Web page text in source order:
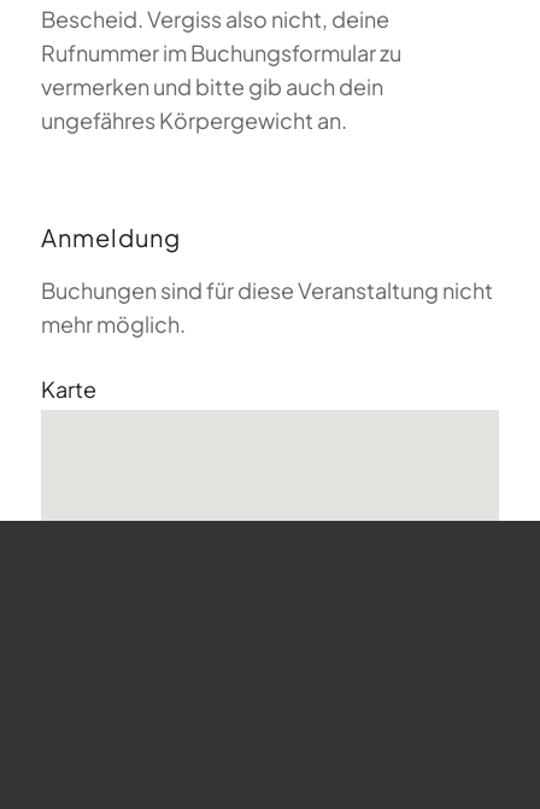
Bescheid. Vergiss also nicht, deine
Rufnummer im Buchungsformular zu
vermerken und bitte gib auch dein
ungefähres Körpergewicht an.
Anmeldung
Buchungen sind für diese Veranstaltung nicht
mehr möglich.
Karte